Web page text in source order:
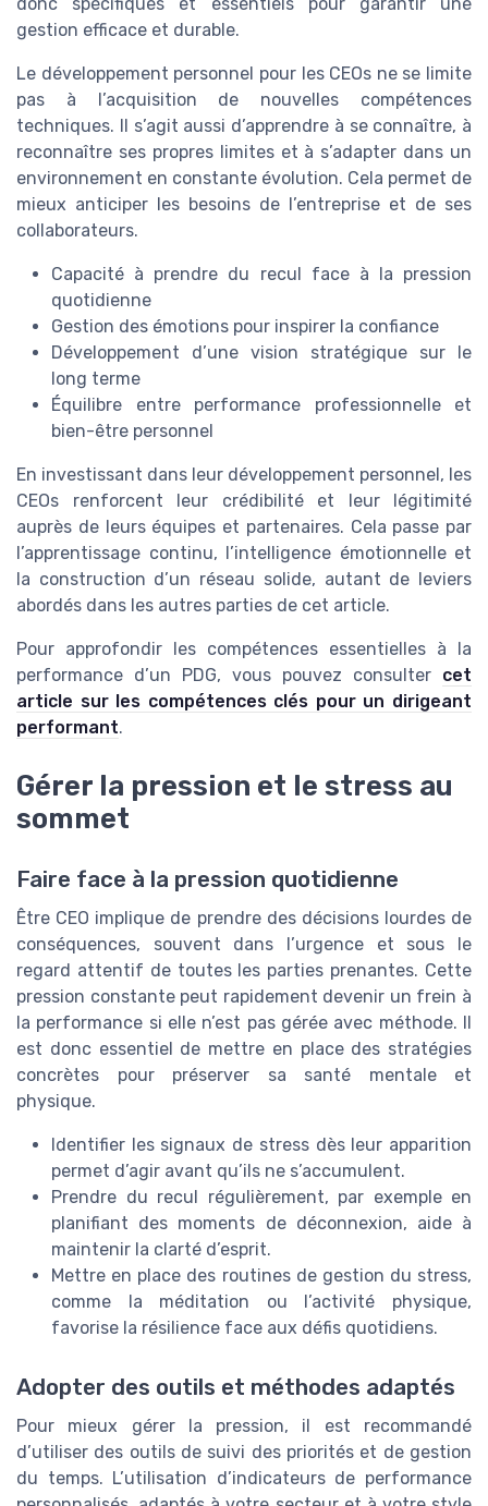
gestion efficace et durable.
Le développement personnel pour les CEOs ne se limite
pas à l’acquisition de nouvelles compétences
techniques. Il s’agit aussi d’apprendre à se connaître, à
reconnaître ses propres limites et à s’adapter dans un
environnement en constante évolution. Cela permet de
mieux anticiper les besoins de l’entreprise et de ses
collaborateurs.
Capacité à prendre du recul face à la pression
quotidienne
Gestion des émotions pour inspirer la confiance
Développement d’une vision stratégique sur le
long terme
Équilibre entre performance professionnelle et
bien-être personnel
En investissant dans leur développement personnel, les
CEOs renforcent leur crédibilité et leur légitimité
auprès de leurs équipes et partenaires. Cela passe par
l’apprentissage continu, l’intelligence émotionnelle et
la construction d’un réseau solide, autant de leviers
abordés dans les autres parties de cet article.
Pour approfondir les compétences essentielles à la
performance d’un PDG, vous pouvez consulter cet
article sur les compétences clés pour un dirigeant
performant.
Gérer la pression et le stress au
sommet
Faire face à la pression quotidienne
Être CEO implique de prendre des décisions lourdes de
conséquences, souvent dans l’urgence et sous le
regard attentif de toutes les parties prenantes. Cette
pression constante peut rapidement devenir un frein à
la performance si elle n’est pas gérée avec méthode. Il
est donc essentiel de mettre en place des stratégies
concrètes pour préserver sa santé mentale et
physique.
Identifier les signaux de stress dès leur apparition
permet d’agir avant qu’ils ne s’accumulent.
Prendre du recul régulièrement, par exemple en
planifiant des moments de déconnexion, aide à
maintenir la clarté d’esprit.
Mettre en place des routines de gestion du stress,
comme la méditation ou l’activité physique,
favorise la résilience face aux défis quotidiens.
Adopter des outils et méthodes adaptés
Pour mieux gérer la pression, il est recommandé
d’utiliser des outils de suivi des priorités et de gestion
du temps. L’utilisation d’indicateurs de performance